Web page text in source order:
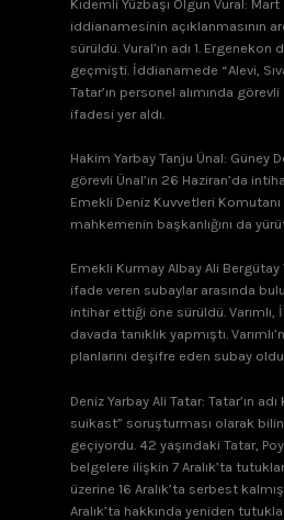
Kıdemli Yüzbaşı Olgun Vural:
iddianamesinin açıklanmasının
sürüldü. Vural’ın adı 1.
geçmişti. İddianamede “Alevi,
Tatar’ın personel alımında
ifadesi yer aldı.
Hakim Yarbay Tanju Ünal: Güney
görevli Ünal’ın 26 Haziran’da
Emekli Deniz Kuvvetleri Komutanı
mahkemenin başkanlığını da
Emekli Kurmay Albay Ali Bergütay
ifade veren subaylar arasında
intihar ettiği öne sürüldü. Varımlı,
davada tanıklık yapmıştı.
planlarını deşifre eden subay
Deniz Yarbay Ali Tatar: Tatar’ın
suikast” soruşturması olarak
geçiyordu. 42 yaşındaki Tatar,
belgelere ilişkin 7 Aralık’ta
üzerine 16 Aralık’ta serbest
Aralık’ta hakkında yeniden